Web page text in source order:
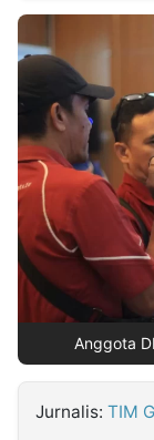
INDONESIA
Partner
Insight
NTB
Suara
Time
Lens
IDN
Daily
Jogja
Jalan
Rakyat
Idealita
News
Kita
Notice
Radar
Baru
Seedbacklink
Follow
Kabarbaru
Anggota
Jurnalis: TIM